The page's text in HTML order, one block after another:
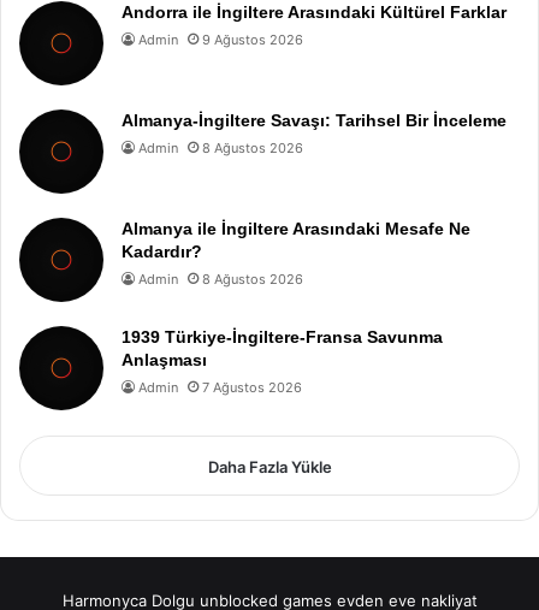
Andorra ile İngiltere Arasındaki Kültürel Farklar
Admin 9 Ağustos 2026
Almanya-İngiltere Savaşı: Tarihsel Bir İnceleme
Admin 8 Ağustos 2026
Almanya ile İngiltere Arasındaki Mesafe Ne
Kadardır?
Admin 8 Ağustos 2026
1939 Türkiye-İngiltere-Fransa Savunma
Anlaşması
Admin 7 Ağustos 2026
Daha Fazla Yükle
Harmonyca Dolgu unblocked games evden eve nakliyat